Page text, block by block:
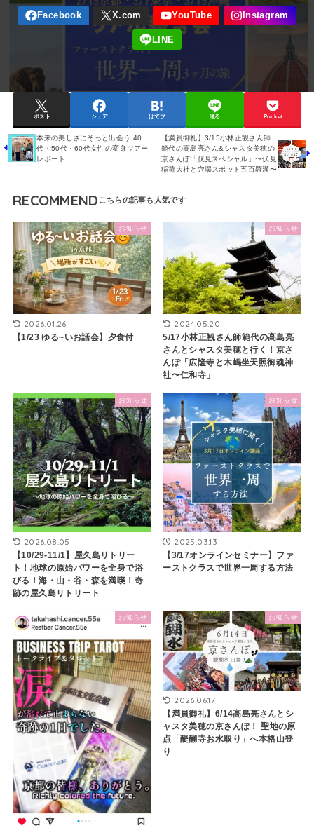
ポスト シェア はてブ 送る Pocket
本来の美しさにそっと出会う 40
代・50代・60代女性の変身ツアー
レポート
【満員御礼】3/15小林正観さん師
範代の高島亮さん&シャスタ美穂の
京さんぽ「伏見スペシャル」〜伏見
稲荷大社と穴場スポット五百羅漢〜
RECOMMEND
お知らせ
2026.01.26
【1/23 ゆる~いお話会】夕食付
お知らせ
2024.05.20
5/17小林正観さん師範代の高島亮
さんとシャスタ美穂と行く！京さ
んぽ「広隆寺と木嶋坐天照御魂神
社〜仁和寺」
お知らせ
2026.08.05
【10/29-11/1】屋久島リトリー
ト！地球の原始パワーを全身で浴
びる！海・山・谷・森を満喫！奇
跡の屋久島リトリート
お知らせ
2025.03.13
【3/17オンラインセミナー】ファ
ーストクラスで世界一周する方法
お知らせ お知らせ
2026.06.17
【満員御礼】6/14高島亮さんとシ
ャスタ美穂の京さんぽ！ 聖地の原
点「醍醐寺お水取り」へ本格山登
り